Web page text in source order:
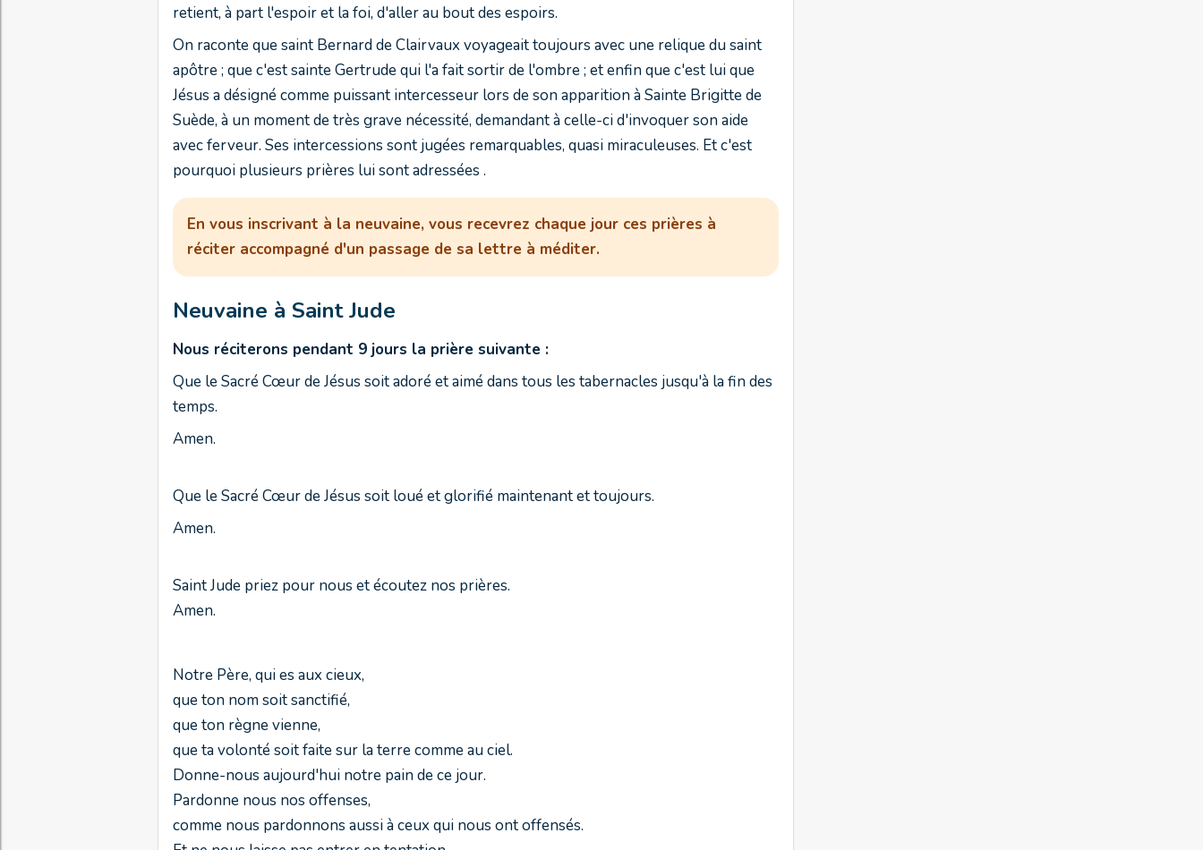
retient, à part l'espoir et la foi, d'aller au bout des espoirs.
On raconte que saint Bernard de Clairvaux voyageait toujours avec une relique du saint
apôtre ; que c'est sainte Gertrude qui l'a fait sortir de l'ombre ; et enfin que c'est lui que
Jésus a désigné comme puissant intercesseur lors de son apparition à Sainte Brigitte de
Suède, à un moment de très grave nécessité, demandant à celle-ci d'invoquer son aide
avec ferveur. Ses intercessions sont jugées remarquables, quasi miraculeuses. Et c'est
pourquoi plusieurs prières lui sont adressées .
En vous inscrivant à la neuvaine, vous recevrez chaque jour ces prières à
réciter accompagné d'un passage de sa lettre à méditer.
Neuvaine à Saint Jude
Nous réciterons pendant 9 jours la prière suivante :
Que le Sacré Cœur de Jésus soit adoré et aimé dans tous les tabernacles jusqu'à la fin des
temps.
Amen.
Que le Sacré Cœur de Jésus soit loué et glorifié maintenant et toujours.
Amen.
Saint Jude priez pour nous et écoutez nos prières.
Amen.
Notre Père, qui es aux cieux,
que ton nom soit sanctifié,
que ton règne vienne,
que ta volonté soit faite sur la terre comme au ciel.
Donne-nous aujourd'hui notre pain de ce jour.
Pardonne nous nos offenses,
comme nous pardonnons aussi à ceux qui nous ont offensés.